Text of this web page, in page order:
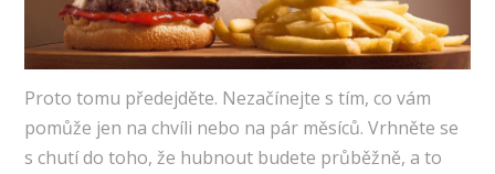
Proto tomu předejděte. Nezačínejte s tím, co vám
pomůže jen na chvíli nebo na pár měsíců. Vrhněte se
s chutí do toho, že hubnout budete průběžně, a to